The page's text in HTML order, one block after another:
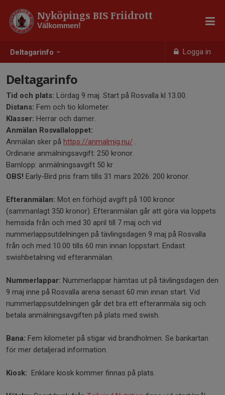
Deltagarinfo Logga in
Nyköpings BIS Friidrott
Välkommen!
Deltagarinfo
Tid och plats: Lördag 9 maj. Start på Rosvalla kl 13.00.
Distans: Fem och tio kilometer.
Klasser: Herrar och damer.
Anmälan Rosvallaloppet:
Anmälan sker på https://anmalmig.nu/ .
Ordinarie anmälningsavgift: 250 kronor.
Barnlopp: anmälningsavgift 50 kr
OBS! Early-Bird pris fram tills 31 mars 2026: 200 kronor.
Efteranmälan: Mot en förhöjd avgift på 100 kronor
(sammanlagt 350 kronor). Efteranmälan går att göra via loppets
hemsida från och med 30 april till 7 maj och vid
nummerlappsutdelningen på tävlingsdagen 9 maj på Rosvalla
från och med 10.00 tills 60 min innan loppstart. Endast
swishbetalning vid efteranmälan.
Nummerlappar: Nummerlappar hämtas ut på tävlingsdagen den
9 maj inne på Rosvalla arena senast 60 min innan start. Vid
nummerlappsutdelningen går det bra ett efteranmäla sig och
betala anmälningsavgiften på plats med swish.
Bana: Fem kilometer på stigar vid brandholmen. Se bankartan
för mer detaljerad information.
Kiosk: Enklare kiosk kommer finnas på plats.